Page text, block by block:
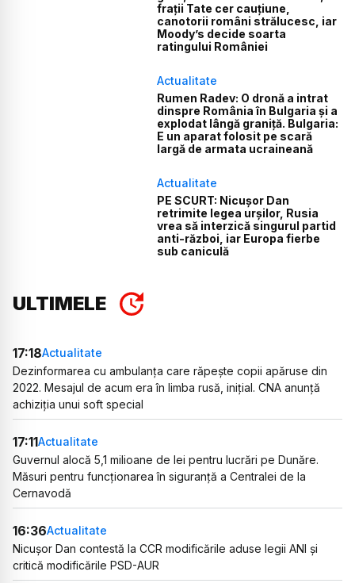
frații Tate cer cauțiune,
canotorii români strălucesc, iar
Moody’s decide soarta
ratingului României
Actualitate
Rumen Radev: O dronă a intrat
dinspre România în Bulgaria și a
explodat lângă graniță. Bulgaria:
E un aparat folosit pe scară
largă de armata ucraineană
Actualitate
PE SCURT: Nicușor Dan
retrimite legea urșilor, Rusia
vrea să interzică singurul partid
anti-război, iar Europa fierbe
sub caniculă
ULTIMELE
17:18Actualitate
Dezinformarea cu ambulanța care răpește copii apăruse din
2022. Mesajul de acum era în limba rusă, inițial. CNA anunță
achiziția unui soft special
17:11Actualitate
Guvernul alocă 5,1 milioane de lei pentru lucrări pe Dunăre.
Măsuri pentru funcționarea în siguranță a Centralei de la
Cernavodă
16:36Actualitate
Nicușor Dan contestă la CCR modificările aduse legii ANI și
critică modificările PSD-AUR